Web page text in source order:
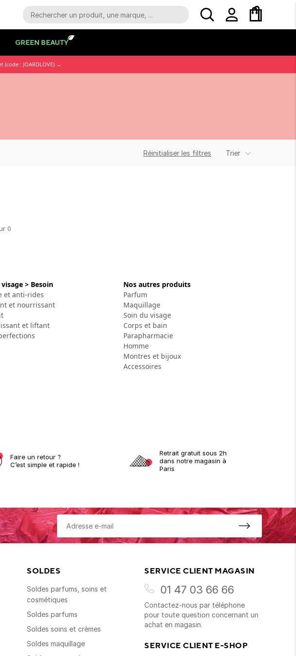
GREEN BEAUTY
(code : JOARDLOVE) →
Réinitialiser les filtres Trier
0
> Besoin
et anti-rides
et nourrissant
et liftant
Nos autres produits
Parfum
Maquillage
Soin du visage
Corps et bain
Parapharmacie
Homme
Montres et bijoux
Accessoires
Faire un retour ?
C’est simple et rapide !
Retrait gratuit sous 2h
dans notre magasin à
Paris
SOLDES
Soldes parfums, soins et
cosmétiques
Soldes parfums
Soldes soins et crèmes
Soldes maquillage
SERVICE CLIENT MAGASIN
01 47 03 66 66
Contactez-nous par téléphone
pour toute question concernant un
achat en magasin.
SERVICE CLIENT E-SHOP